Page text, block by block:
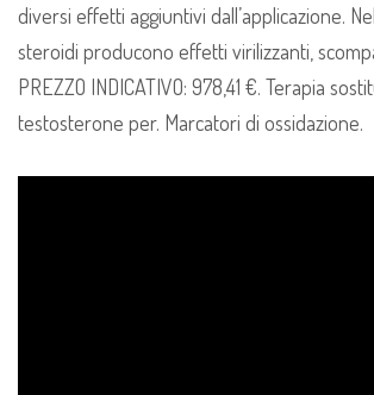
diversi effetti aggiuntivi dall’applicazione.
steroidi producono effetti virilizzanti,
PREZZO INDICATIVO: 978,41 €. Terapia
testosterone per. Marcatori di ossidazione.